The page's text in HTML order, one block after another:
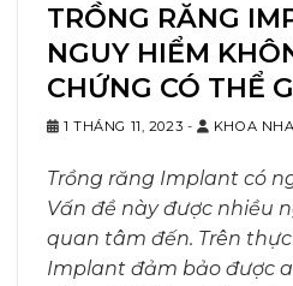
TRỒNG RĂNG
NGUY HIỂM
CHỨNG CÓ THỂ
1 THÁNG 11, 2023 - KHOA NHA
Trồng răng Implant có
Vấn đề này được nhiều
quan tâm đến. Trên
Implant đảm bảo được